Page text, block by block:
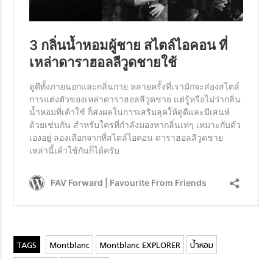
Montblanc Montblanc EXPLORER
น้ำหอม